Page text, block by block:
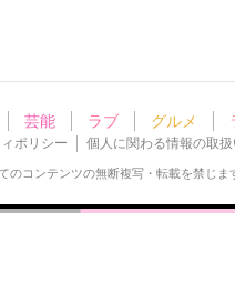
芸能 ラブ グルメ
ポリシー 個人に関わる情報の取
のコンテンツの無断複写・転載を禁じま